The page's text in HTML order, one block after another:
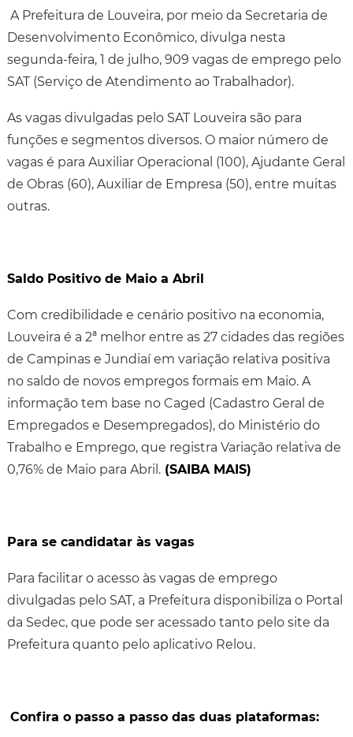
A Prefeitura de Louveira, por meio da Secretaria de
Desenvolvimento Econômico, divulga nesta
segunda-feira, 1 de julho, 909 vagas de emprego pelo
SAT (Serviço de Atendimento ao Trabalhador).
As vagas divulgadas pelo SAT Louveira são para
funções e segmentos diversos. O maior número de
vagas é para Auxiliar Operacional (100), Ajudante Geral
de Obras (60), Auxiliar de Empresa (50), entre muitas
outras.
Saldo Positivo de Maio a Abril
Com credibilidade e cenário positivo na economia,
Louveira é a 2ª melhor entre as 27 cidades das regiões
de Campinas e Jundiaí em variação relativa positiva
no saldo de novos empregos formais em Maio. A
informação tem base no Caged (Cadastro Geral de
Empregados e Desempregados), do Ministério do
Trabalho e Emprego, que registra Variação relativa de
0,76% de Maio para Abril. (SAIBA MAIS)
Para se candidatar às vagas
Para facilitar o acesso às vagas de emprego
divulgadas pelo SAT, a Prefeitura disponibiliza o Portal
da Sedec, que pode ser acessado tanto pelo site da
Prefeitura quanto pelo aplicativo Relou.
Confira o passo a passo das duas plataformas: